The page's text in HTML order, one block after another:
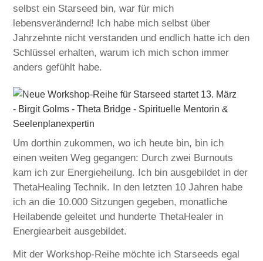
selbst ein Starseed bin, war für mich
lebensverändernd! Ich habe mich selbst über
Jahrzehnte nicht verstanden und endlich hatte ich den
Schlüssel erhalten, warum ich mich schon immer
anders gefühlt habe.
Um dorthin zukommen, wo ich heute bin, bin ich
einen weiten Weg gegangen: Durch zwei Burnouts
kam ich zur Energieheilung. Ich bin ausgebildet in der
ThetaHealing Technik. In den letzten 10 Jahren habe
ich an die 10.000 Sitzungen gegeben, monatliche
Heilabende geleitet und hunderte ThetaHealer in
Energiearbeit ausgebildet.
Mit der Workshop-Reihe möchte ich Starseeds egal